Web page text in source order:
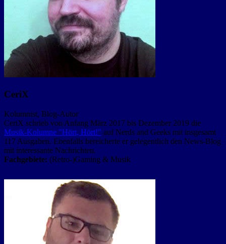
CeriX
Kolumnist, Blog-Autor
CeriX schrieb von Anfang März 2017 bis Dezember 2019 die
Musik-Kolumne "Hört, Hört!" auf Nerds and Geeks mit insgesamt
117 Ausgaben. Ebenfalls bereicherte er gelegentlich den News-Blog
mit interessante Nachrichten.
Fachgebiete: (Retro-)Gaming & Musik